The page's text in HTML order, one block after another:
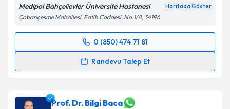
Medipol Bahçelievler Üniversite Hastanesi Haritada Göster
Çobançesme Mahallesi, Fatih Caddesi, No:1/8, 34196
0 (850) 474 71 81
Randevu Talep Et
Randevu Takvimi Talebi
takvim hazırlandığında e-posta ile bilgilendireceğiz.
Prof. Dr. Bilgi Baca